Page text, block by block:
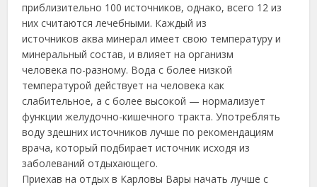
приблизительно 100 источников, однако, всего 12 из
них считаются лечебными. Каждый из
источников аква минерал имеет свою температуру и
минеральный состав, и влияет на организм
человека по-разному. Вода с более низкой
температурой действует на человека как
слабительное, а с более высокой — нормализует
функции желудочно-кишечного тракта. Употреблять
воду здешних источников лучше по рекомендациям
врача, который подбирает источник исходя из
заболеваний отдыхающего.
Приехав на отдых в Карловы Вары начать лучше с